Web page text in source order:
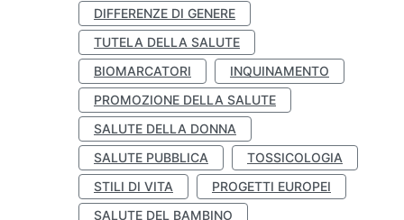
DIFFERENZE DI GENERE
TUTELA DELLA SALUTE
BIOMARCATORI
INQUINAMENTO
PROMOZIONE DELLA SALUTE
SALUTE DELLA DONNA
SALUTE PUBBLICA
TOSSICOLOGIA
STILI DI VITA
PROGETTI EUROPEI
SALUTE DEL BAMBINO